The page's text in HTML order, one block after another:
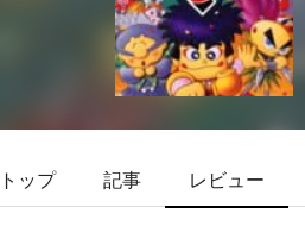
トップ 記事 レビュー